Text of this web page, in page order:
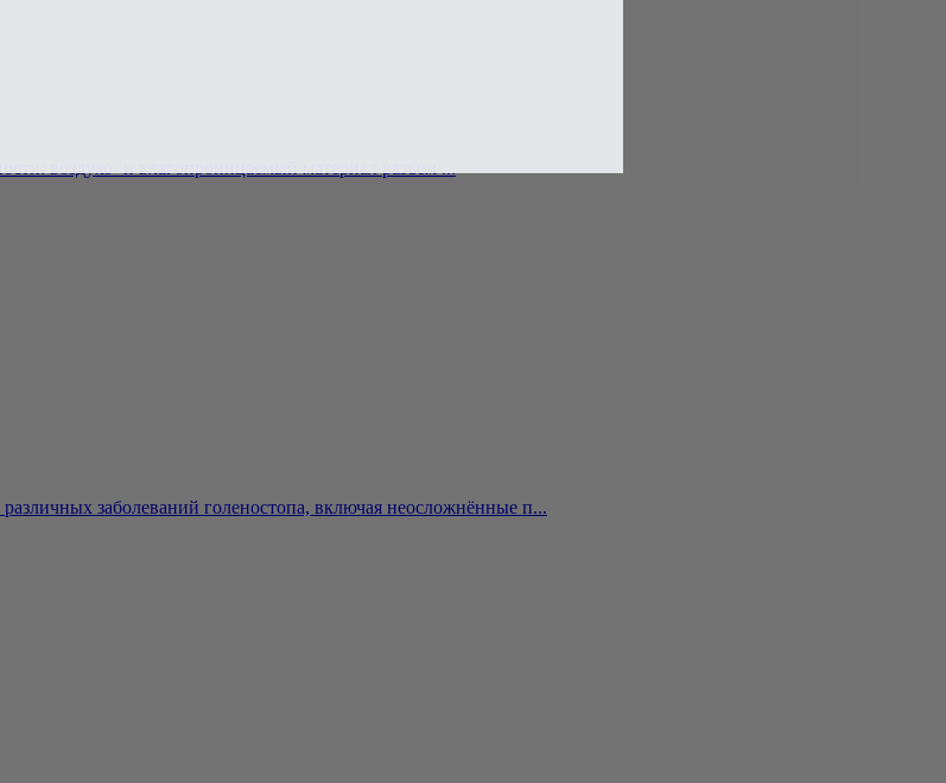
воздухо- и влагопроницаемый материал разъем ...
заболеваний голеностопа, включая неосложнённые п...